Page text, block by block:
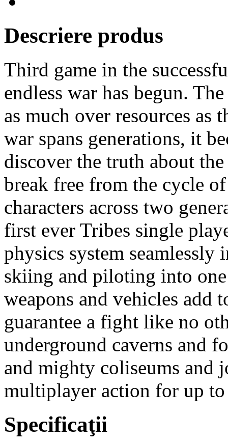
Descriere produs
Third game in the
endless war has begun.
as much over resources as
war spans generations, it
discover the truth about
break free from the cycle
characters across two
first ever Tribes single
physics system
skiing and piloting into
weapons and vehicles add
guarantee a fight like no
underground caverns and
and mighty coliseums and
multiplayer action for up
Specificaţii